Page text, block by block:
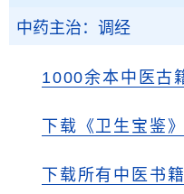
中药主治：调经
1000余本中医古
下载《卫生宝鉴》
下载所有中医书籍